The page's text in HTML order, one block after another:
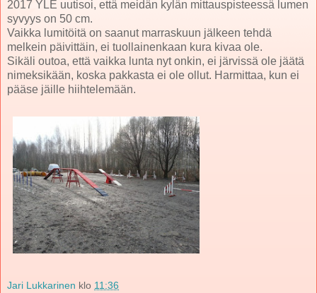
2017 YLE uutisoi, että meidän kylän mittauspisteessä lumen
syvyys on 50 cm.
Vaikka lumitöitä on saanut marraskuun jälkeen tehdä
melkein päivittäin, ei tuollainenkaan kura kivaa ole.
Sikäli outoa, että vaikka lunta nyt onkin, ei järvissä ole jäätä
nimeksikään, koska pakkasta ei ole ollut. Harmittaa, kun ei
pääse jäille hiihtelemään.
Jari Lukkarinen klo 11:36